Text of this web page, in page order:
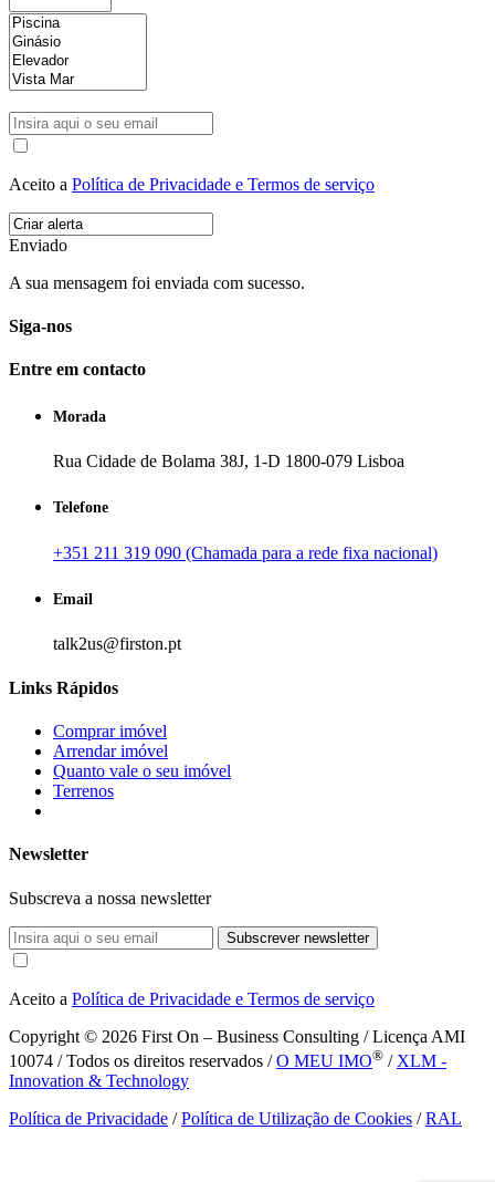
Aceito a Política de Privacidade e Termos de serviço
Enviado
A sua mensagem foi enviada com sucesso.
Siga-nos
Entre em contacto
Morada
Rua Cidade de Bolama 38J, 1-D 1800-079 Lisboa
Telefone
+351 211 319 090 (Chamada para a rede fixa nacional)
Email
talk2us@firston.pt
Links Rápidos
Comprar imóvel
Arrendar imóvel
Quanto vale o seu imóvel
Terrenos
Newsletter
Subscreva a nossa newsletter
Subscrever newsletter
Aceito a Política de Privacidade e Termos de serviço
Copyright © 2026 First On – Business Consulting / Licença AMI
10074 / Todos os direitos reservados /O MEU IMO® / XLM -
Innovation & Technology
Política de Privacidade /Política de Utilização de Cookies /RAL